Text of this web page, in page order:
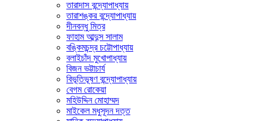
তারাদাস বন্দ্যোপাধ্যায়
তারাশঙ্কর বন্দ্যোপাধ্যায়
দীনবন্ধু মিত্র
ফাহাম আব্দুস সালাম
বঙ্কিমচন্দ্র চট্টোপাধ্যায়
বলাইচাঁদ মুখোপাধ্যায়
বিজন ভট্টাচার্য
বিভূতিভূষণ বন্দ্যোপাধ্যায়
বেগম রোকেয়া
মহিউদ্দিন মোহাম্মদ
মাইকেল মধুসূদন দত্ত